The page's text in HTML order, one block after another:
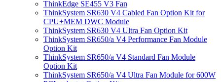
ThinkEdge SE455 V3 Fan
ThinkSystem SR630 V4 Cabled Fan Option Kit for
CPU+MEM DWC Module
ThinkSystem SR630 V4 Ultra Fan Option Kit
ThinkSystem SR650/a V4 Performance Fan Module
Option Kit
ThinkSystem SR650/a V4 Standard Fan Module
Option Kit
ThinkSystem SR650/a V4 Ultra Fan Module for 600W